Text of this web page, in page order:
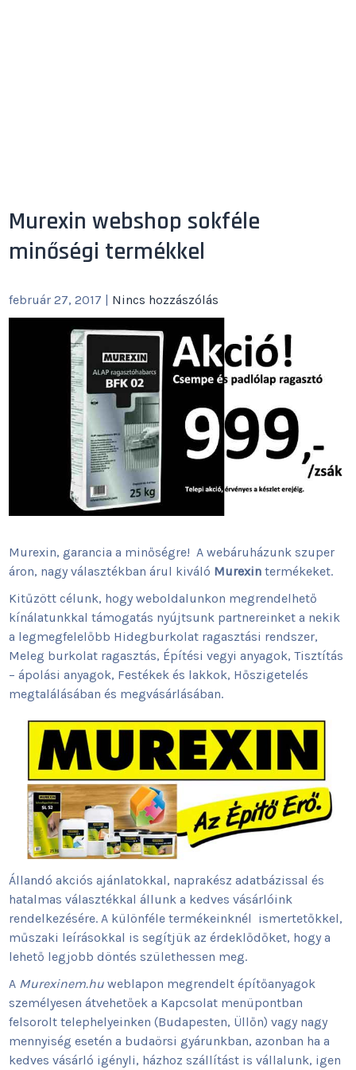
Murexin webshop sokféle
minőségi termékkel
február 27, 2017 | Nincs hozzászólás
Murexin, garancia a minőségre! A webáruházunk szuper
áron, nagy választékban árul kiváló Murexin termékeket.
Kitűzött célunk, hogy weboldalunkon megrendelhető
kínálatunkkal támogatás nyújtsunk partnereinket a nekik
a legmegfelelőbb Hidegburkolat ragasztási rendszer,
Meleg burkolat ragasztás, Építési vegyi anyagok, Tisztítás
– ápolási anyagok, Festékek és lakkok, Hőszigetelés
megtalálásában és megvásárlásában.
Állandó akciós ajánlatokkal, naprakész adatbázissal és
hatalmas választékkal állunk a kedves vásárlóink
rendelkezésére. A különféle termékeinknél ismertetőkkel,
műszaki leírásokkal is segítjük az érdeklődőket, hogy a
lehető legjobb döntés születhessen meg.
A Murexinem.hu weblapon megrendelt építőanyagok
személyesen átvehetőek a Kapcsolat menüpontban
felsorolt telephelyeinken (Budapesten, Üllőn) vagy nagy
mennyiség esetén a budaörsi gyárunkban, azonban ha a
kedves vásárló igényli, házhoz szállítást is vállalunk, igen